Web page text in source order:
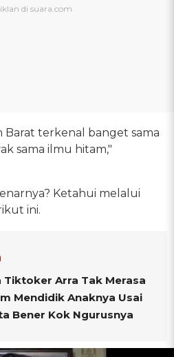
Barat terkenal banget sama
sama ilmu hitam,"
Ketahui melalui
ini.
Tiktoker Arra Tak Merasa
Mendidik Anaknya Usai
Bener Kok Ngurusnya